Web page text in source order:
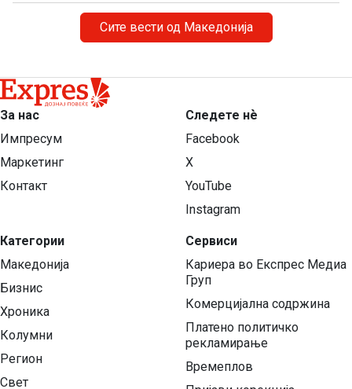
Сите вести од Македонија
За нас
Импресум
Маркетинг
Контакт
Категории
Македонија
Бизнис
Хроника
Колумни
Регион
Свет
Следете нѐ
Facebook
X
YouTube
Instagram
Сервиси
Кариера во Експрес Медиа
Груп
Комерцијална содржина
Платено политичко
рекламирање
Времеплов